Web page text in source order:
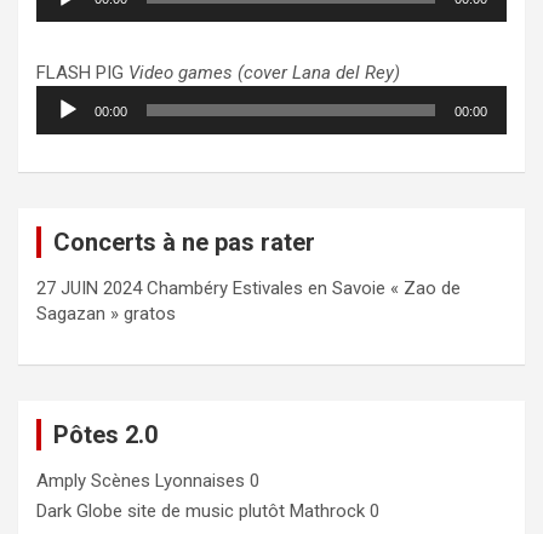
audio
FLASH PIG Video games (cover Lana del Rey)
Lecteur
audio
00:00 00:00
Concerts à ne pas rater
27 JUIN 2024 Chambéry Estivales en Savoie « Zao de
Sagazan » gratos
Pôtes 2.0
Amply Scènes Lyonnaises 0
Dark Globe site de music plutôt Mathrock 0